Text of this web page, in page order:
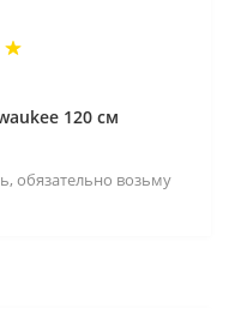
120 см
обязательно возьму